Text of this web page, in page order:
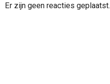
Er zijn geen reacties geplaatst.